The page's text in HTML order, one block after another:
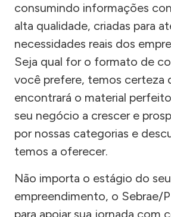
consumindo informações
alta qualidade, criadas para
necessidades reais dos
Seja qual for o formato de
você prefere, temos certeza
encontrará o material
seu negócio a crescer e
por nossas categorias e
temos a oferecer.
Não importa o estágio do seu
empreendimento, o Sebrae/
para apoiar sua jornada com